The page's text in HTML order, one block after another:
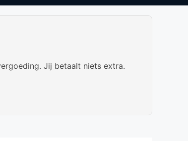
Jij betaalt niets extra.